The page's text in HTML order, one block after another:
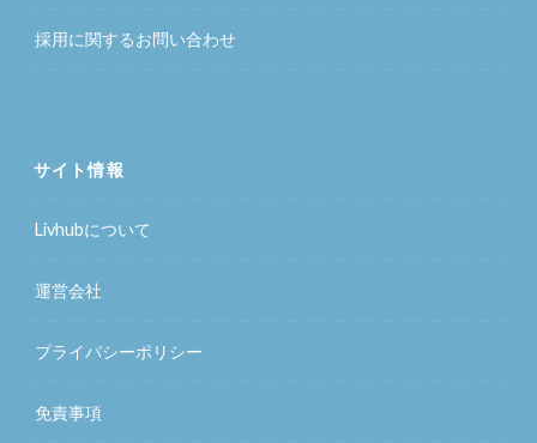
採用に関するお問い合わせ
サイト情報
Livhubについて
運営会社
プライバシーポリシー
免責事項